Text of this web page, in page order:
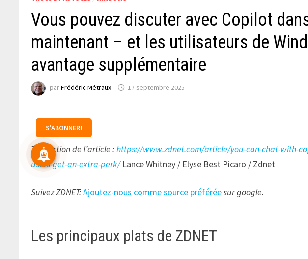
Vous pouvez discuter avec Copilot
maintenant – et les utilisateurs de
avantage supplémentaire
parFrédéric Métraux 17 septembre 2025
S'ABONNER!
Traduction de l’article :https://www.zdnet.com/article/you-can-chat-with-
users-get-an-extra-perk/Lance Whitney / Elyse Best Picaro / Zdnet
Suivez ZDNET:Ajoutez-nous comme source préféréesur google.
Les principaux plats de ZDNET